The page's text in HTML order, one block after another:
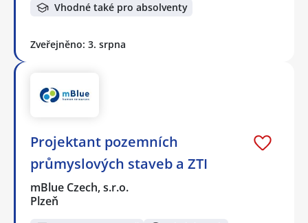
Vhodné také pro absolventy
Zveřejněno: 3. srpna
Projektant pozemních
průmyslových staveb a ZTI
mBlue Czech, s.r.o.
Plzeň